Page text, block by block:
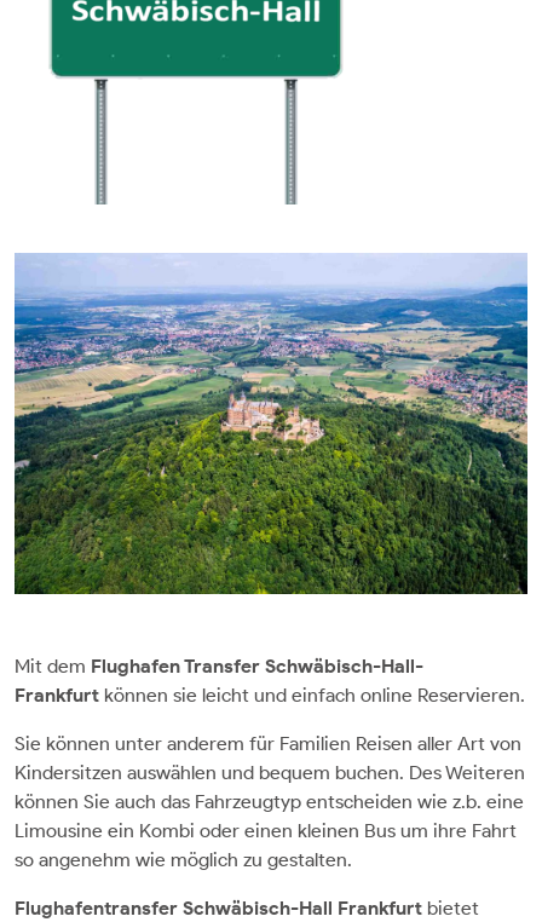
Mit dem Flughafen Transfer Schwäbisch-Hall-
Frankfurt können sie leicht und einfach online Reservieren.
Sie können unter anderem für Familien Reisen aller Art von
Kindersitzen auswählen und bequem buchen. Des Weiteren
können Sie auch das Fahrzeugtyp entscheiden wie z.b. eine
Limousine ein Kombi oder einen kleinen Bus um ihre Fahrt
so angenehm wie möglich zu gestalten.
Flughafentransfer Schwäbisch-Hall Frankfurt bietet